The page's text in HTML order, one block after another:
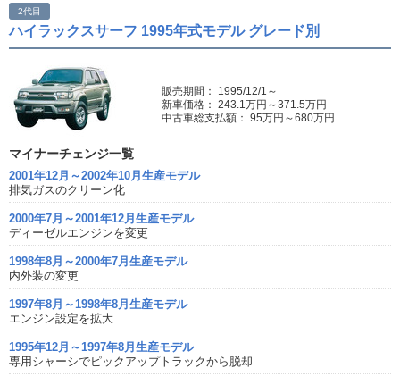
2代目
ハイラックスサーフ 1995年式モデル グレード別
販売期間： 1995/12/1～
新車価格： 243.1万円～371.5万円
中古車総支払額： 95万円～680万円
マイナーチェンジ一覧
2001年12月～2002年10月生産モデル
排気ガスのクリーン化
2000年7月～2001年12月生産モデル
ディーゼルエンジンを変更
1998年8月～2000年7月生産モデル
内外装の変更
1997年8月～1998年8月生産モデル
エンジン設定を拡大
1995年12月～1997年8月生産モデル
専用シャーシでピックアップトラックから脱却